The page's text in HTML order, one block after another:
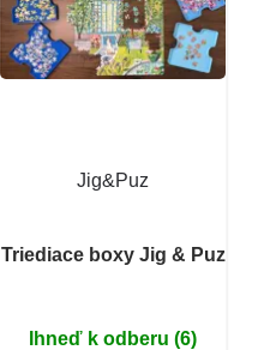
Jig&Puz
Triediace boxy Jig & Puz
Ihneď k odberu (6)